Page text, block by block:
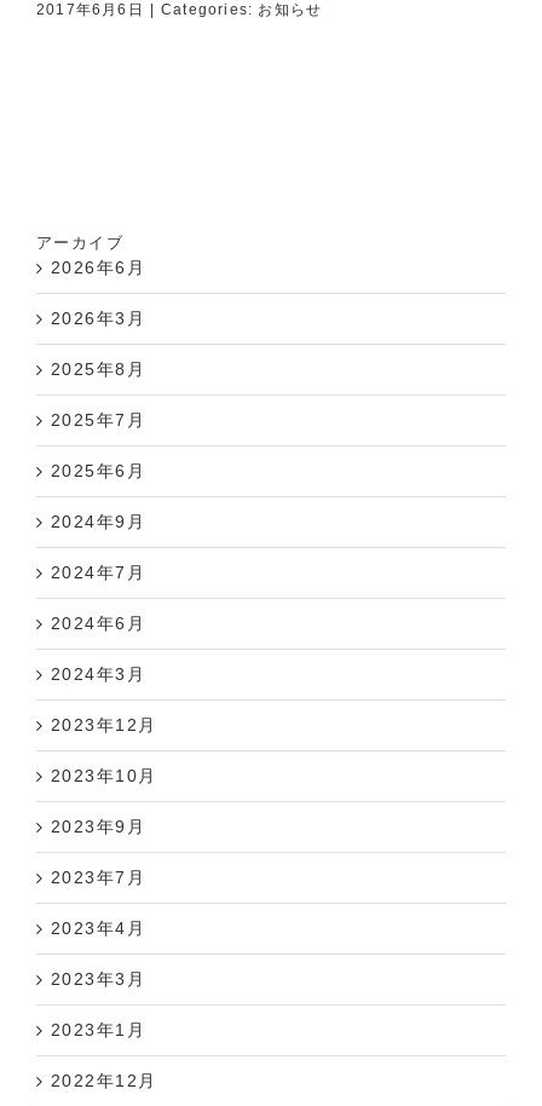
2017年6月6日 Categories: お知らせ
アーカイブ
2026年6月
2026年3月
2025年8月
2025年7月
2025年6月
2024年9月
2024年7月
2024年6月
2024年3月
2023年12月
2023年10月
2023年9月
2023年7月
2023年4月
2023年3月
2023年1月
2022年12月